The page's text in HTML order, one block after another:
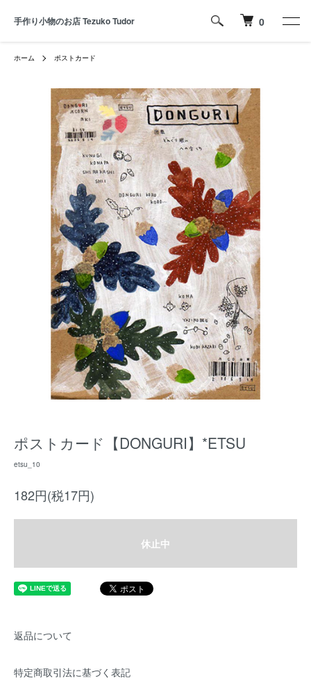
手作り小物のお店 Tezuko Tudor 0
ホーム ポストカード
ポストカード【DONGURI】*ETSU
etsu_10
182円(税17円)
休止中
返品について
特定商取引法に基づく表記